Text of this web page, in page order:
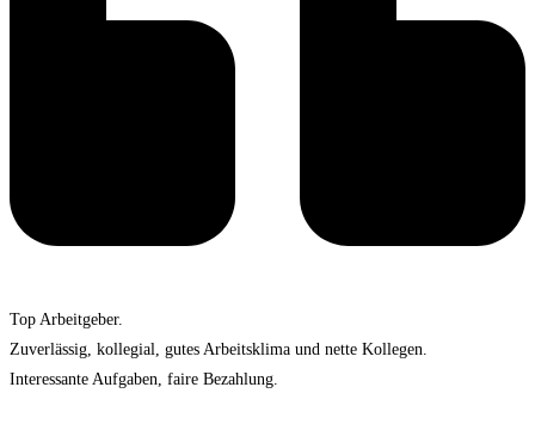
Top Arbeitgeber.
Zuverlässig, kollegial, gutes Arbeitsklima und nette Kollegen.
Interessante Aufgaben, faire Bezahlung.